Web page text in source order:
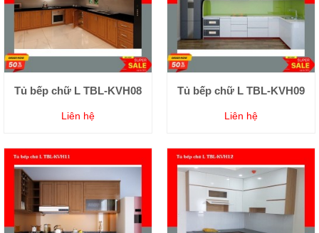
Tủ bếp chữ L TBL-KVH08
Liên hệ
Tủ bếp chữ L TBL-KVH09
Liên hệ